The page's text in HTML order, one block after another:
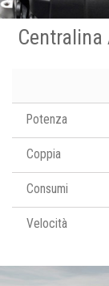
Potenza
Coppia
Consumi
Velocità